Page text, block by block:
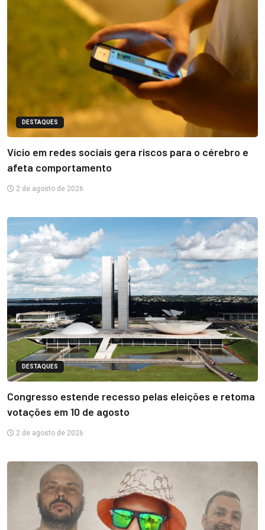
DESTAQUES
Vício em redes sociais gera riscos para o cérebro e
afeta comportamento
2 de agosto de 2026
DESTAQUES
Congresso estende recesso pelas eleições e retoma
votações em 10 de agosto
2 de agosto de 2026